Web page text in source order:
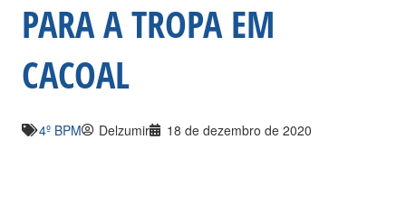
PARA A TROPA EM
CACOAL
4º BPM Delzumir 18 de dezembro de 2020